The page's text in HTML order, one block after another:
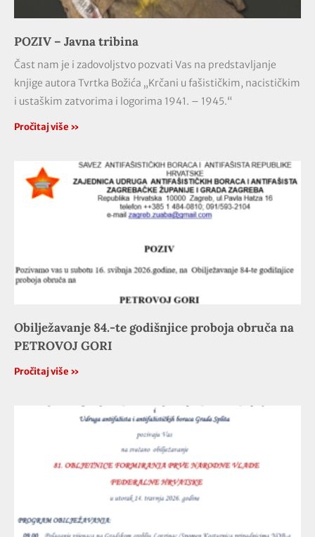
POZIV – Javna tribina
Čast nam je i zadovoljstvo pozvati Vas na predstavljanje
knjige autora Tvrtka Božića „Krčani u fašističkim, nacističkim
i ustaškim zatvorima i logorima 1941. – 1945.“
Pročitaj više »
Obilježavanje 84.-te godišnjice proboja obruča na
PETROVOJ GORI
Pročitaj više »